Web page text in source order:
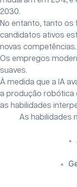
2030.
No entanto, tanto
candidatos ativos
novas competências.
Os empregos
suaves.
À medida que a IA
a produção robótica
as habilidades
As habilidades